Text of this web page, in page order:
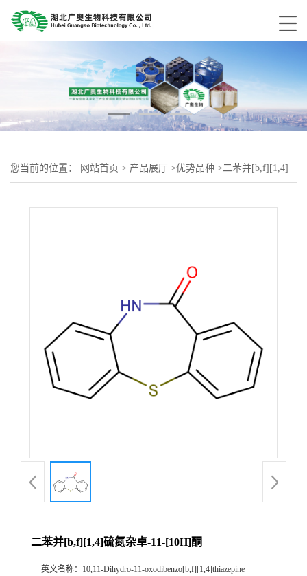
您当前的位置： 网站首页 > 产品展厅 >优势品种 > 二苯并[b,f][1,4]
二苯并[b,f][1,4]硫氮杂卓-11-[10H]酮
英文名称： 10,11-Dihydro-11-oxodibenzo[b,f][1,4]thiazepine